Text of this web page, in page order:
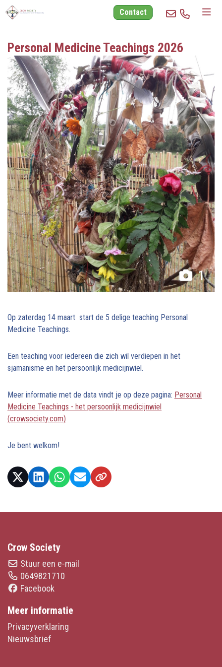
Contact
Personal Medicine Teachings 2026
1
Op zaterdag 14 maart start de 5 delige teaching Personal
Medicine Teachings.
Een teaching voor iedereen die zich wil verdiepen in het
sjamanisme en het persoonlijk medicijnwiel.
Meer informatie met de data vindt je op deze pagina: Personal
Medicine Teachings - het persoonlijk medicijnwiel
(crowsociety.com)
Je bent welkom!
Crow Society
Stuur een e-mail
0649821710
Facebook
Meer informatie
Privacyverklaring
Nieuwsbrief